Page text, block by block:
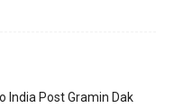
India Post Gramin Dak